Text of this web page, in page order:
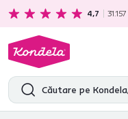
Cadou gratuitpentru fiecare
4,7 31.157